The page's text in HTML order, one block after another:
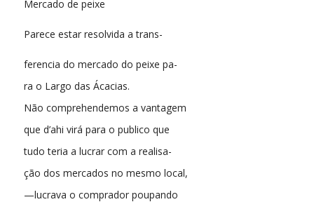
Mercado de peixe
Parece estar resolvida a trans-
ferencia do mercado do peixe pa-
ra o Largo das Ácacias.
Não comprehendemos a vantagem
que d’ahi virá para o publico que
tudo teria a lucrar com a realisa-
ção dos mercados no mesmo local,
—lucrava o comprador poupando